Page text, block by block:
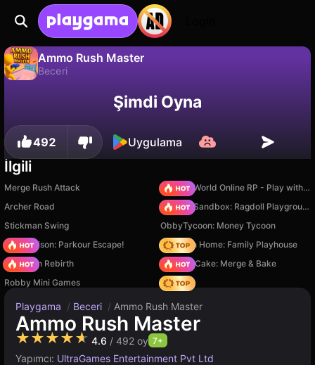
Ammo Rush Master
Beceri
İlerlemeyi kaydet! Hayır
Şimdi Oyna
492 Uygulama
İlgili
Merge Rush Attack
Sprunki World Online RP - Play with Friends!
Archer Road
Sprunki Sandbox: Ragdoll Playground Mode
Stickman Swing
ObbyTycoon: Money Tycoon
Barry Prison: Parkour Escape!
My Town Home: Family Playhouse
Stickman Rebirth
Piece of Cake: Merge & Bake
Robby Mini Games
Hedgies
Playgama / Beceri / Ammo Rush Master
Ammo Rush Master
★★★★★ 4.6 / 492 oy 7+
Yapımcı: UltraGames Entertainment Pvt Ltd